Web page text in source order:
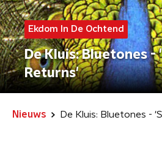
Ekdom In De Ochtend
De Kluis: Bluetones -
Returns'
Nieuws De Kluis: Bluetones -